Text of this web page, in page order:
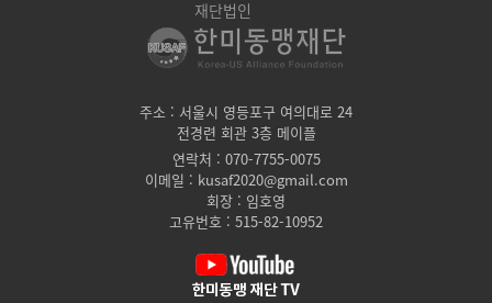
재단법인
주소 : 서울시 영등포구 여의대로 24
전경련 회관 3층 메이플
연락처 : 070-7755-0075
이메일 : kusaf2020@gmail.com
회장 : 임호영
고유번호 : 515-82-10952